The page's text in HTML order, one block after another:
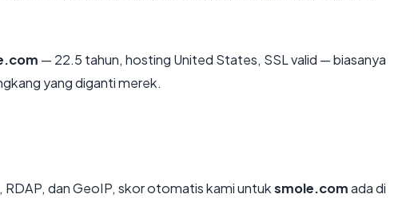
— 22.5 tahun, hosting United States, SSL valid — biasanya
yang diganti merek.
RDAP, dan GeoIP, skor otomatis kami untuksmole.comada di